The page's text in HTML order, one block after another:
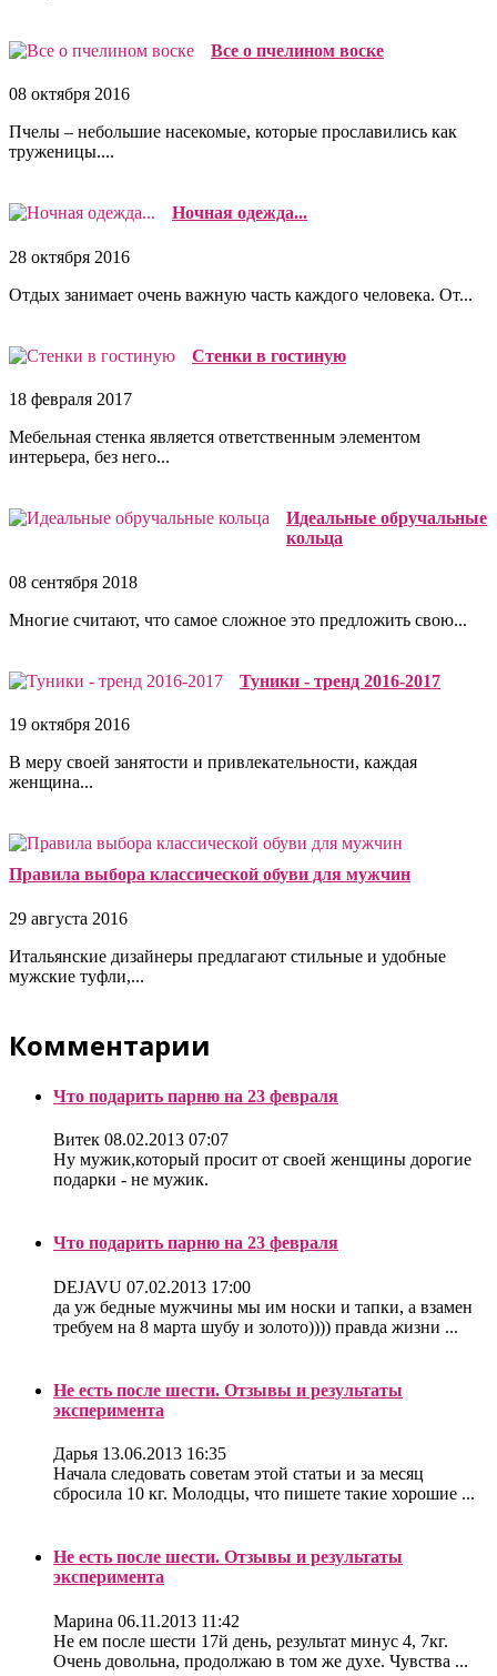
Все о пчелином воске
08 октября 2016
Пчелы – небольшие насекомые, которые прославились как
труженицы....
Ночная одежда...
28 октября 2016
Отдых занимает очень важную часть каждого человека. От...
Cтенки в гостиную
18 февраля 2017
Мебельная стенка является ответственным элементом
интерьера, без него...
Идеальные обручальные
кольца
08 сентября 2018
Многие считают, что самое сложное это предложить свою...
Туники - тренд 2016-2017
19 октября 2016
В меру своей занятости и привлекательности, каждая
женщина...
Правила выбора классической обуви для мужчин
29 августа 2016
Итальянские дизайнеры предлагают стильные и удобные
мужские туфли,...
Комментарии
Что подарить парню на 23 февраля
Витек 08.02.2013 07:07
Ну мужик,который просит от своей женщины дорогие
подарки - не мужик.
Что подарить парню на 23 февраля
DEJAVU 07.02.2013 17:00
да уж бедные мужчины мы им носки и тапки, а взамен
требуем на 8 марта шубу и золото)))) правда жизни ...
Не есть после шести. Отзывы и результаты
эксперимента
Дарья 13.06.2013 16:35
Начала следовать советам этой статьи и за месяц
сбросила 10 кг. Молодцы, что пишете такие хорошие ...
Не есть после шести. Отзывы и результаты
эксперимента
Марина 06.11.2013 11:42
Не ем после шести 17й день, результат минус 4, 7кг.
Очень довольна, продолжаю в том же духе. Чувства ...